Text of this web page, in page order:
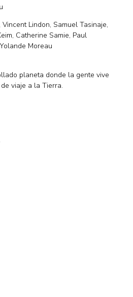
Lindon, Samuel Tasinaje,
Catherine Samie, Paul
Moreau
planeta donde la gente vive
viaje a la Tierra.